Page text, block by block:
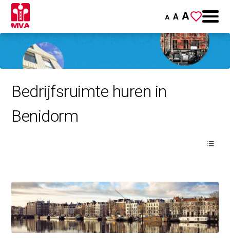
A A A
Bedrijfsruimte huren in
Benidorm